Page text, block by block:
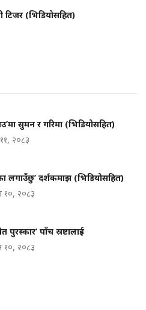
टिजर (भिडियोसहित)
सुमन र गरिमा (भिडियोसहित)
२०८३
लगाउँछु’ दर्शकमाझ (भिडियोसहित)
१०, २०८३
पुरस्कार’ पाँच स्रष्टालाई
१०, २०८३